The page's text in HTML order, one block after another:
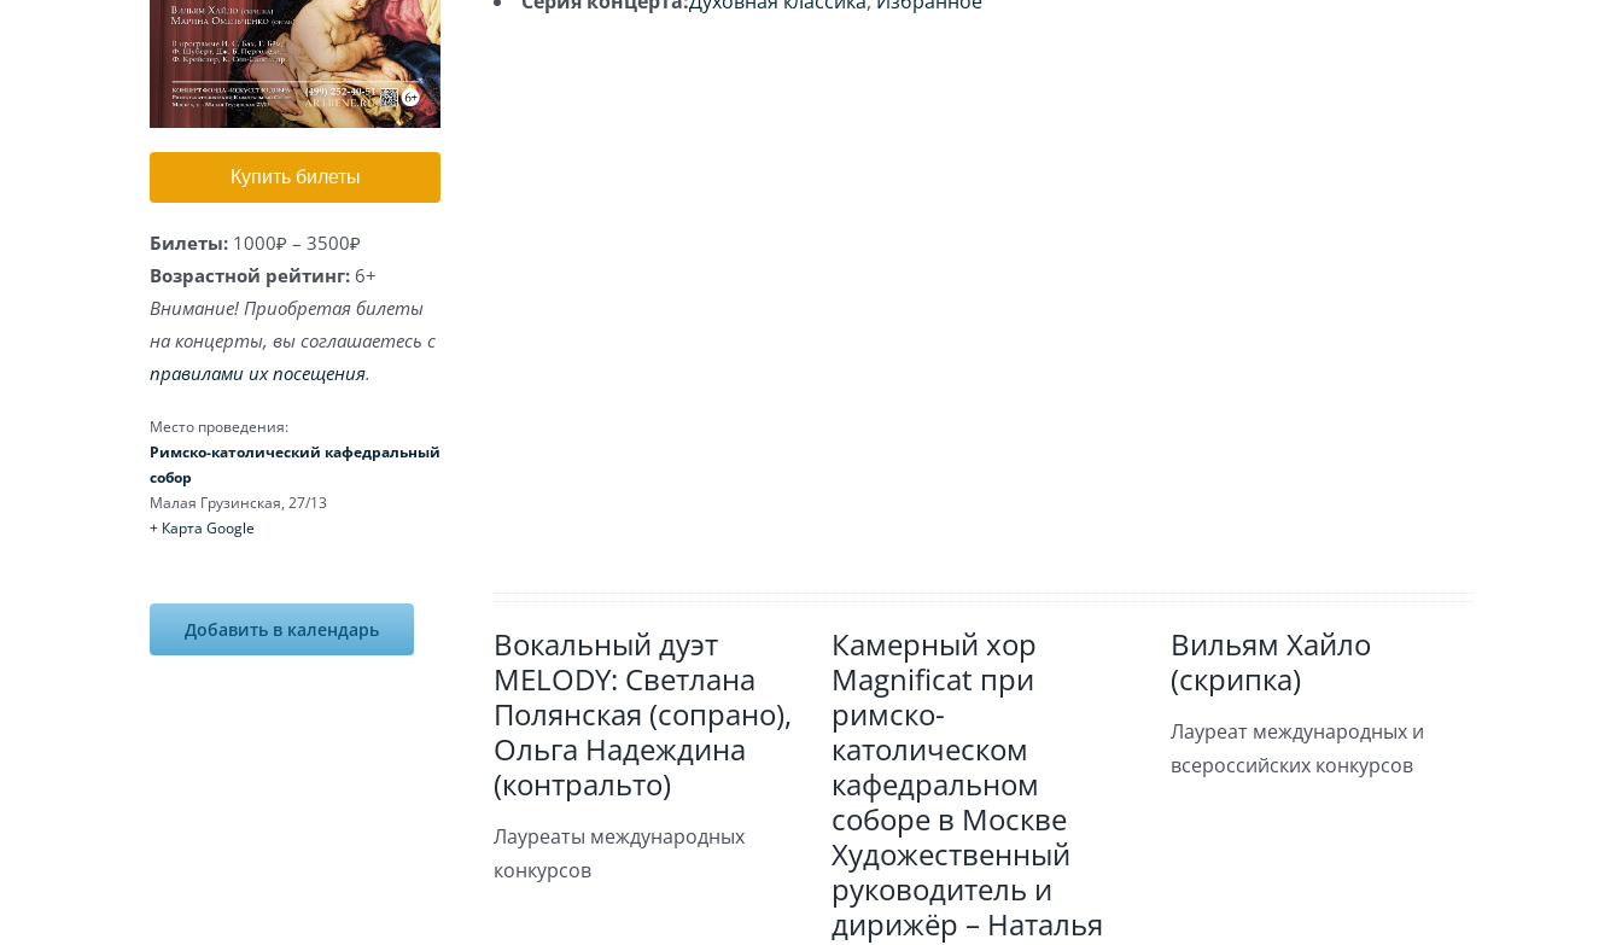
Купить билеты
Билеты: 1000₽ – 3500₽
Возрастной рейтинг:6+
Внимание! Приобретая билеты
на концерты, вы соглашаетесь с
правилами их посещения.
Место проведения:
Римско-католический кафедральный
собор
Малая Грузинская, 27/13
+ Карта Google
Добавить в календарь
Вокальный дуэт
MELODY: Светлана
Полянская (сопрано),
Ольга Надеждина
(контральто)
Лауреаты международных
конкурсов
Камерный хор
Magnificat при
римско-
католическом
кафедральном
соборе в Москве
Художественный
руководитель и
дирижёр – Наталья
Вильям Хайло
(скрипка)
Лауреат международных и
всероссийских конкурсов